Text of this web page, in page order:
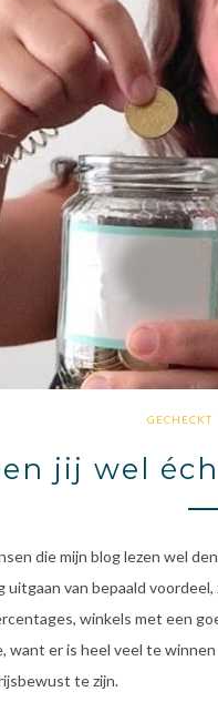
GECHECKT
jij wel
die mijn blog lezen wel
van bepaald
winkels met een
want er is heel veel te
te zijn.